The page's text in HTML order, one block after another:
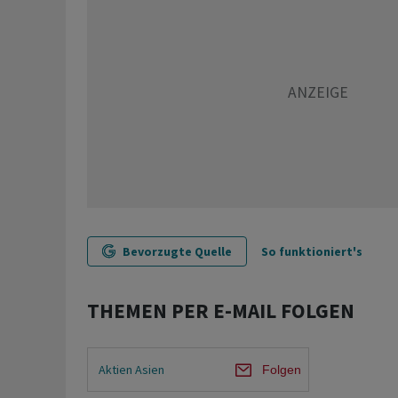
Bevorzugte Quelle So funktioniert's
THEMEN PER E-MAIL FOLGEN
Aktien Asien Folgen